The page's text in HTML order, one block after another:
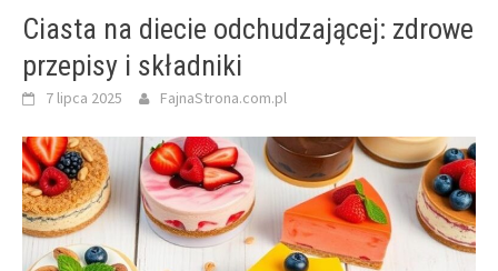
Ciasta na diecie odchudzającej: zdrowe
przepisy i składniki
7 lipca 2025 FajnaStrona.com.pl